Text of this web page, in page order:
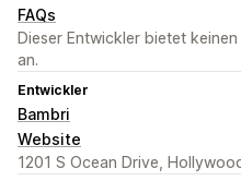
FAQs
Dieser Entwickler bietet
an.
Entwickler
Bambri
Website
1201 S Ocean Drive,